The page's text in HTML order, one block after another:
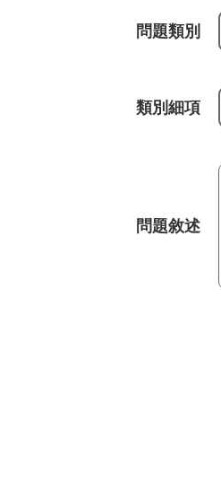
問題類別
類別細項
問題敘述